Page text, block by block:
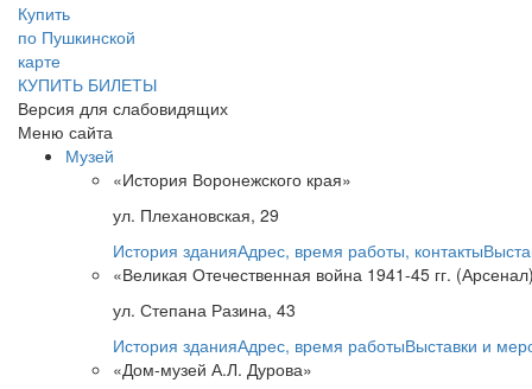
Купить
по Пушкинской
карте
КУПИТЬ БИЛЕТЫ
Версия для слабовидящих
Меню сайта
Музей
«История Воронежского края»
ул. Плехановская, 29
История зданияАдрес, время работы, контакты
«Великая Отечественная война 1941-45 гг.
ул. Степана Разина, 43
История зданияАдрес, время работыВыставки и
«Дом-музей А.Л. Дурова»